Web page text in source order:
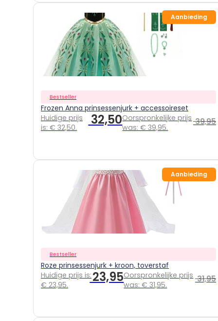
Bestseller
Frozen Anna prinsessenjurk + accessoireset
39,95
Oorspronkelijke prijs
was: € 39,95.
32,50
Huidige prijs
is: € 32,50.
Aanbieding
Bestseller
Roze prinsessenjurk + kroon, toverstaf
31,95
Oorspronkelijke prijs
was: € 31,95.
23,95
Huidige prijs is:
€ 23,95.
Aanbieding